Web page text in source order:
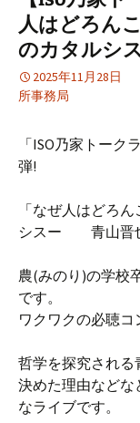
人はどろん
のカタルシ
2025年11月28日
所事務局
「ISO乃家トーク
「なぜ人はどろ
シスー 青山晋
農(みのり)の学校
です。
ワクワクの必聴コ
哲学を探究される
決めた理由などな
なライブです。